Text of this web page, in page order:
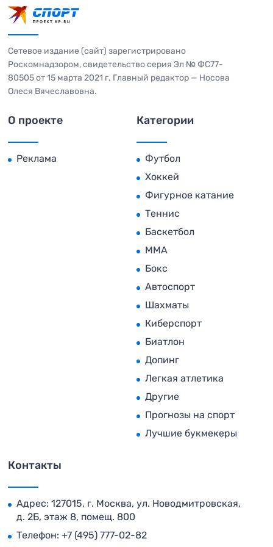
Сетевое издание (сайт) зарегистрировано
Роскомнадзором, свидетельство серия Эл № ФС77-
80505 от 15 марта 2021 г. Главный редактор — Носова
Олеся Вячеславовна.
О проекте
Реклама
Категории
Футбол
Хоккей
Фигурное катание
Теннис
Баскетбол
MMA
Бокс
Автоспорт
Шахматы
Киберспорт
Биатлон
Допинг
Легкая атлетика
Другие
Прогнозы на спорт
Лучшие букмекеры
Контакты
Адрес: 127015, г. Москва, ул. Новодмитровская,
д. 2Б, этаж 8, помещ. 800
Телефон: +7 (495) 777-02-82